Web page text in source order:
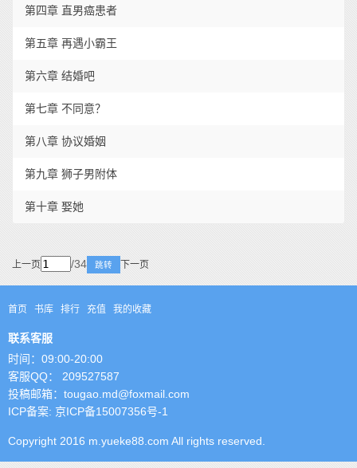
第四章 直男癌患者
第五章 再遇小霸王
第六章 结婚吧
第七章 不同意？
第八章 协议婚姻
第九章 狮子男附体
第十章 娶她
上一页 /34 跳转 下一页
首页 书库 排行 充值 我的收藏
联系客服
时间：09:00-20:00
客服QQ： 209527587
投稿邮箱：tougao.md@foxmail.com
ICP备案: 京ICP备15007356号-1
Copyright 2016 m.yueke88.com All rights reserved.